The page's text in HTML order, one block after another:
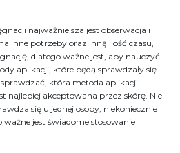
najważniejsza jest obserwacja i
inne potrzeby oraz inną ilość czasu,
dlatego ważne jest, aby nauczyć
aplikacji, które będą sprawdzały się
która metoda aplikacji
najlepiej akceptowana przez skórę. Nie
się u jednej osoby, niekoniecznie
jest świadome stosowanie